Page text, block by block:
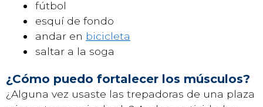
fútbol
esquí de fondo
andar en bicicleta
saltar a la soga
¿Cómo puedo fortalecer los músculos?
¿Alguna vez usaste las trepadoras de una plaza